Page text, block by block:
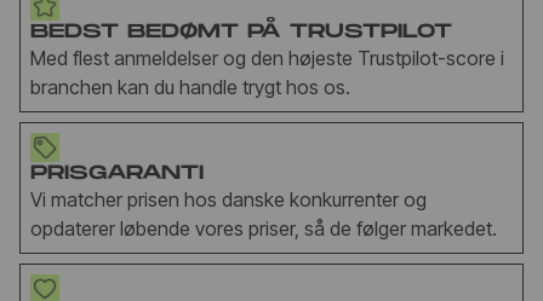
BEDST BEDØMT PÅ TRUSTPILOT
Med flest anmeldelser og den højeste Trustpilot-score i
branchen kan du handle trygt hos os.
PRISGARANTI
Vi matcher prisen hos danske konkurrenter og
opdaterer løbende vores priser, så de følger markedet.